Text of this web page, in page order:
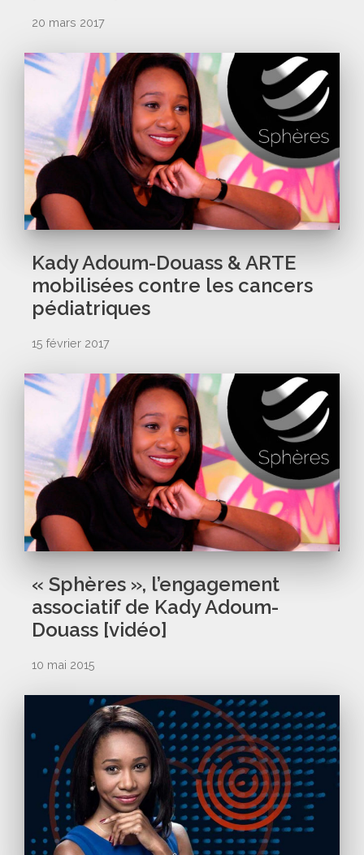
20 mars 2017
Kady Adoum-Douass & ARTE
mobilisées contre les cancers
pédiatriques
15 février 2017
« Sphères », l’engagement
associatif de Kady Adoum-
Douass [vidéo]
10 mai 2015